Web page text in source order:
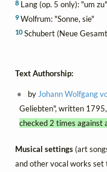
8 Lang (op. 5 only): "um zu"
9 Wolfrum: "Sonne, sie"
10 Schubert (Neue
Text Authorship:
byJohann Wolfgang
Geliebten", written
checked 2 times against
Musical settings(art
and other vocal works